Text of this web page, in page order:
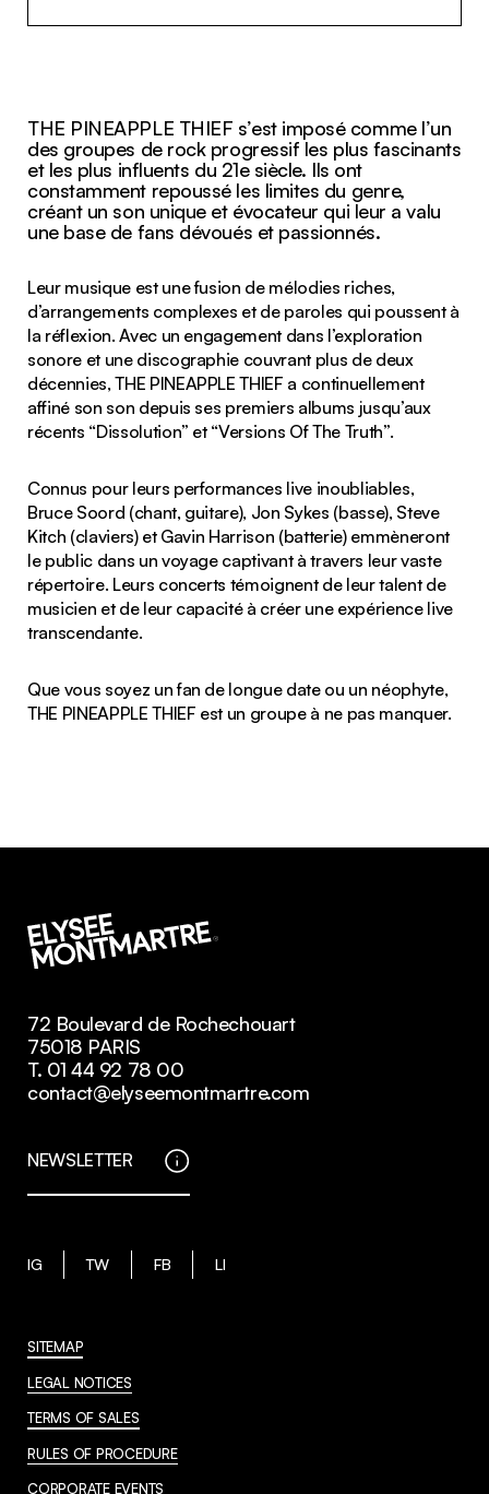
THE PINEAPPLE THIEF s’est imposé comme l’un
des groupes de rock progressif les plus fascinants
et les plus influents du 21e siècle. Ils ont
constamment repoussé les limites du genre,
créant un son unique et évocateur qui leur a valu
une base de fans dévoués et passionnés.
Leur musique est une fusion de mélodies riches,
d’arrangements complexes et de paroles qui poussent à
la réflexion. Avec un engagement dans l’exploration
sonore et une discographie couvrant plus de deux
décennies, THE PINEAPPLE THIEF a continuellement
affiné son son depuis ses premiers albums jusqu’aux
récents “Dissolution” et “Versions Of The Truth”.
Connus pour leurs performances live inoubliables,
Bruce Soord (chant, guitare), Jon Sykes (basse), Steve
Kitch (claviers) et Gavin Harrison (batterie) emmèneront
le public dans un voyage captivant à travers leur vaste
répertoire. Leurs concerts témoignent de leur talent de
musicien et de leur capacité à créer une expérience live
transcendante.
Que vous soyez un fan de longue date ou un néophyte,
THE PINEAPPLE THIEF est un groupe à ne pas manquer.
72 Boulevard de Rochechouart
75018 PARIS
T. 01 44 92 78 00
contact@elyseemontmartre.com
NEWSLETTER
IG TW FB LI
SITEMAP
LEGAL NOTICES
TERMS OF SALES
RULES OF PROCEDURE
CORPORATE EVENTS